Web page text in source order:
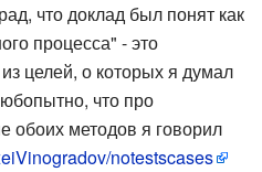
что доклад был понят как
процесса" - это
целей, о которых я думал
что про
обоих методов я говорил
notestscases